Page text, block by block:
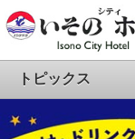
トピックス